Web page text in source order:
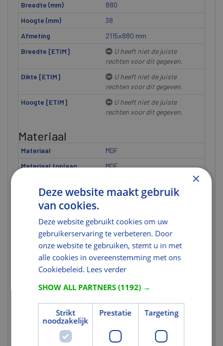
Breedte (mm)
880
Hoogte (mm)
38
Afmeting
2115x880 mm
Breedte [ETIM]
U heeft niet de juiste
rechten voor dit gegeven.
Dikte [ETIM]
U heeft niet de juiste
rechten voor dit gegeven.
Hoogte [ETIM]
U heeft niet de juiste
rechten voor dit gegeven.
Materiaal
Materiaal
MDF
Materiaal toplaag
MDF
Kleur en Oppervlak
Profilering
Kraalprofiel
Oppervlaktebescherming Gegrond
Milieuprestaties
Milieucertificering
FSC
FSC Certificaat
U heeft niet de juiste
Normering en certificering
FSC Codering
FSC Mix 70%
×
Deze website maakt gebruik
van cookies.
Deze website gebruikt cookies om uw
gebruikerservaring te verbeteren. Door
onze website te gebruiken, stemt u in met
alle cookies in overeenstemming met ons
Cookiebeleid. Lees verder
SHOW ALL PARTNERS(1192) →
Strikt
noodzakelijk
Prestatie Targeting